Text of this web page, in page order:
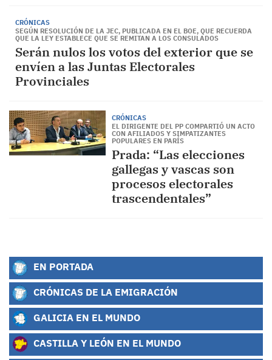
CRÓNICAS
SEGÚN RESOLUCIÓN DE LA JEC, PUBLICADA EN EL BOE, QUE RECUERDA
QUE LA LEY ESTABLECE QUE SE REMITAN A LOS CONSULADOS
Serán nulos los votos del exterior que se
envíen a las Juntas Electorales
Provinciales
CRÓNICAS
EL DIRIGENTE DEL PP COMPARTIÓ UN ACTO
CON AFILIADOS Y SIMPATIZANTES
POPULARES EN PARÍS
Prada: “Las elecciones
gallegas y vascas son
procesos electorales
trascendentales”
EN PORTADA
CRÓNICAS DE LA EMIGRACIÓN
GALICIA EN EL MUNDO
CASTILLA Y LEÓN EN EL MUNDO